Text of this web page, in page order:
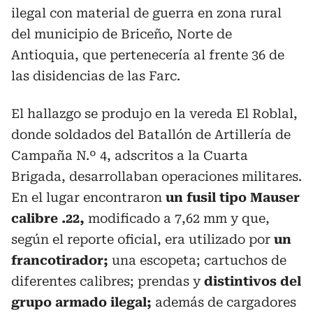
ilegal con material de guerra en zona rural
del municipio de Briceño, Norte de
Antioquia, que pertenecería al frente 36 de
las disidencias de las Farc.
El hallazgo se produjo en la vereda El Roblal,
donde soldados del Batallón de Artillería de
Campaña N.º 4, adscritos a la Cuarta
Brigada, desarrollaban operaciones militares.
En el lugar encontraron un fusil tipo Mauser
calibre .22, modificado a 7,62 mm y que,
según el reporte oficial, era utilizado por un
francotirador; una escopeta; cartuchos de
diferentes calibres; prendas ydistintivos del
grupo armado ilegal; además de cargadores